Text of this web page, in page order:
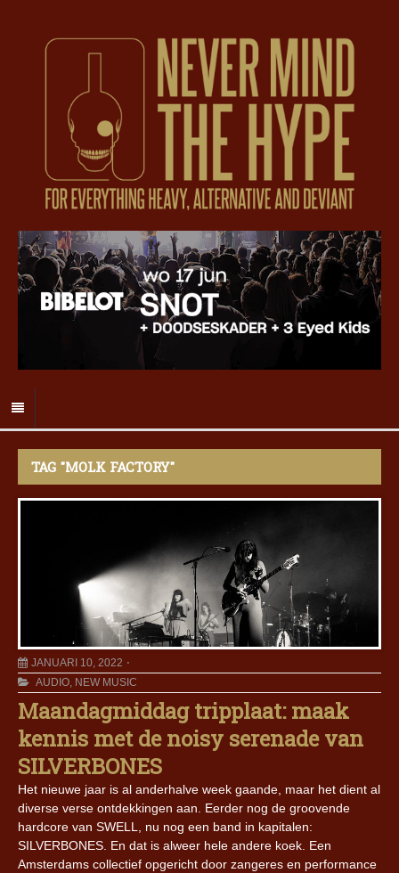
TAG "MOLK FACTORY"
JANUARI 10, 2022
AUDIO, NEW MUSIC
Maandagmiddag tripplaat: maak
kennis met de noisy serenade van
SILVERBONES
Het nieuwe jaar is al anderhalve week gaande, maar het dient al
diverse verse ontdekkingen aan. Eerder nog de groovende
hardcore van SWELL, nu nog een band in kapitalen:
SILVERBONES. En dat is alweer hele andere koek. Een
Amsterdams collectief opgericht door zangeres en performance